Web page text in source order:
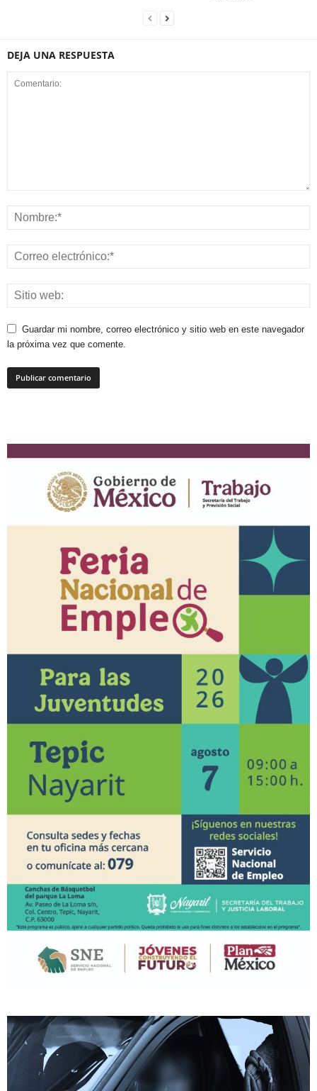
DEJA UNA RESPUESTA
Guardar mi nombre, correo electrónico y sitio web en este navegador
la próxima vez que comente.